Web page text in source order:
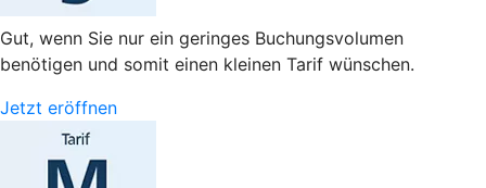
Gut, wenn Sie nur ein geringes Buchungsvolumen
benötigen und somit einen kleinen Tarif wünschen.
Jetzt eröffnen